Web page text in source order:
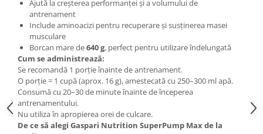
Ajută la creșterea performanței și a volumului de
antrenament
Include aminoacizi pentru recuperare și susținerea masei
musculare
Borcan mare de640 g, perfect pentru utilizare îndelungată
Cum se administrează:
Se recomandă 1 porție înainte de antrenament.
O porție = 1 cupă (aprox. 16 g), amestecată cu 250–300 ml apă.
Consumă cu 20–30 de minute înainte de începerea
antrenamentului.
Nu utiliza în apropierea orei de culcare.
De ce să alegi Gaspari Nutrition SuperPump Max de la